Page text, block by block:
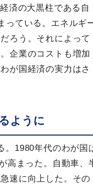
済の大黒柱である自
っている。エネルギ
ろう。それによって
企業のコストも増加
が国経済の実力はさ
ように
。1980年代のわが国
高まった。自動車、
速に向上した。その